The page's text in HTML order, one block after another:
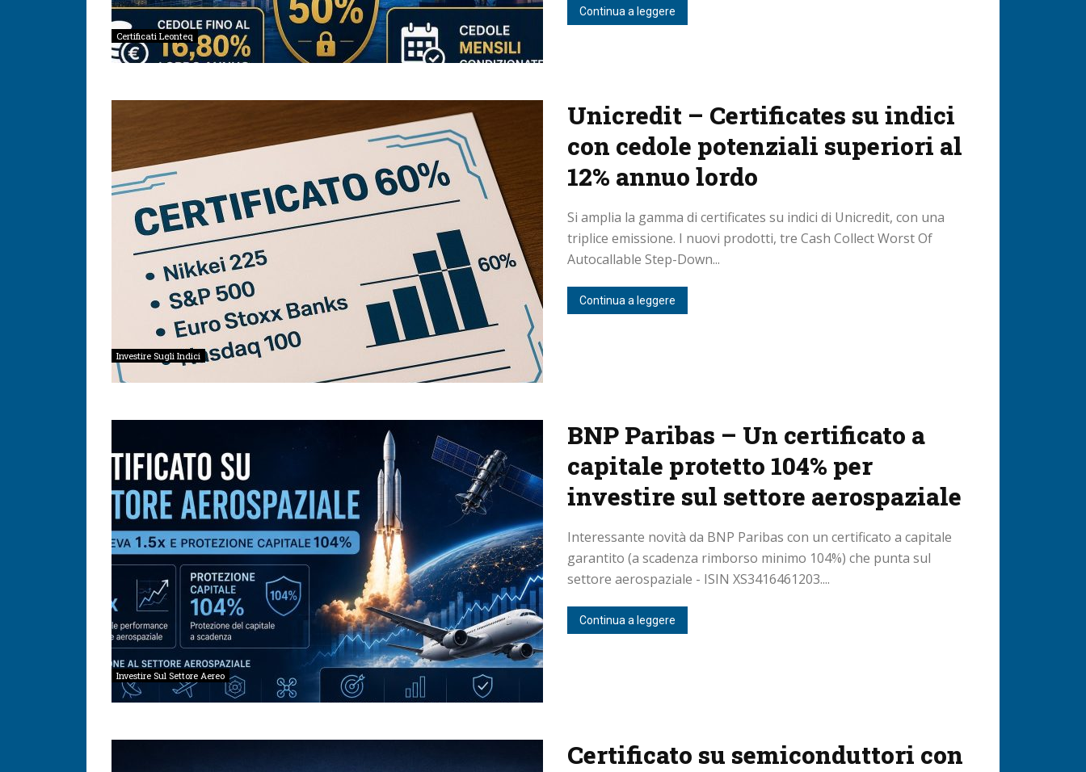
Certificati Leonteq
Continua a leggere
Investire Sugli Indici
Unicredit – Certificates su indici
con cedole potenziali superiori al
12% annuo lordo
Si amplia la gamma di certificates su indici di Unicredit, con una
triplice emissione. I nuovi prodotti, tre Cash Collect Worst Of
Autocallable Step-Down...
Continua a leggere
Investire Sul Settore Aereo
BNP Paribas – Un certificato a
capitale protetto 104% per
investire sul settore aerospaziale
Interessante novità da BNP Paribas con un certificato a capitale
garantito (a scadenza rimborso minimo 104%) che punta sul
settore aerospaziale - ISIN XS3416461203....
Continua a leggere
Certificato su semiconduttori con